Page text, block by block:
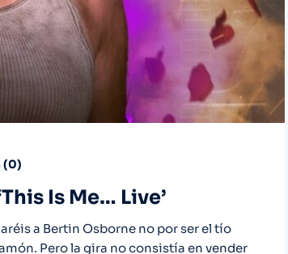
(0)
Is Me… Live’
a Bertin Osborne no por ser el tío
Pero la gira no consistía en vender